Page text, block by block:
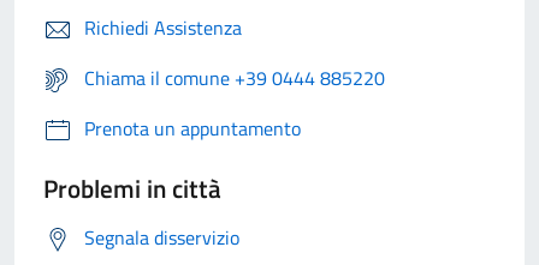
Richiedi Assistenza
Chiama il comune +39 0444 885220
Prenota un appuntamento
Problemi in città
Segnala disservizio